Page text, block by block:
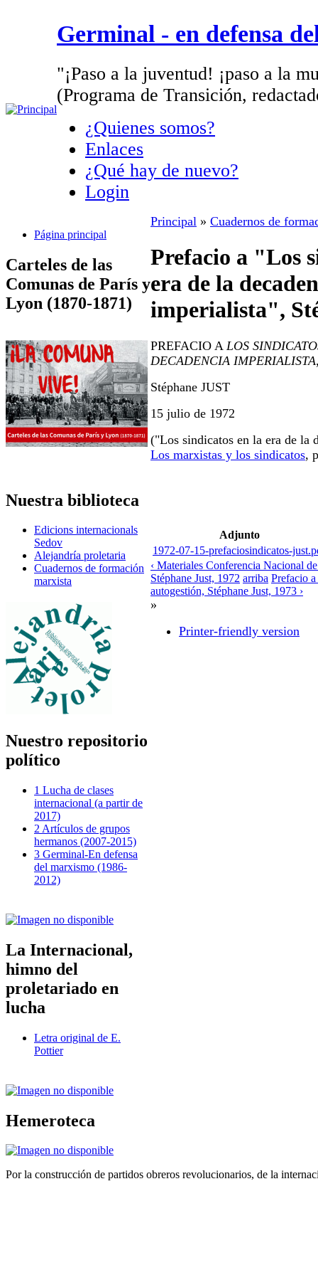
Germinal - en defensa
"¡Paso a la juventud! ¡paso a la
(Programa de Transición,
¿Quienes somos?
Enlaces
¿Qué hay de nuevo?
Login
Página principal
Carteles de las
Comunas de París y
Lyon (1870-1871)
Nuestra biblioteca
Edicions internacionals
Sedov
Alejandría proletaria
Cuadernos de formación
marxista
Nuestro repositorio
político
1 Lucha de clases
internacional (a partir de
2017)
2 Artículos de grupos
hermanos (2007-2015)
3 Germinal-En defensa
del marxismo (1986-
2012)
La Internacional,
himno del
proletariado en
lucha
Letra original de E.
Pottier
Hemeroteca
Principal » Cuadernos de
Prefacio a "Los
era de la
imperialista",
PREFACIO A LOS
DECADENCIA IMPERIALISTA
Stéphane JUST
15 julio de 1972
("Los sindicatos en la era de la
Los marxistas y los sindicatos,
Adjunto
1972-07-15-prefaciosindicatos-
‹ Materiales Conferencia Nacional
Stéphane Just, 1972 arriba Prefacio
autogestión, Stéphane Just, 1973 ›
»
Printer-friendly version
Por la construcción de partidos obreros revolucionarios, de la